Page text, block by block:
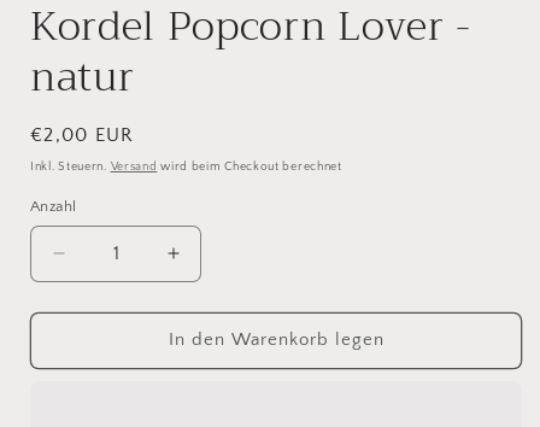
Kordel Popcorn Lover -
natur
Normaler
Preis
€2,00 EUR
Inkl. Steuern. Versand wird beim Checkout berechnet
Anzahl
Verringere
die
Menge
Kordel
Erhöhe
die
Menge
für
Kordel
In den Warenkorb legen